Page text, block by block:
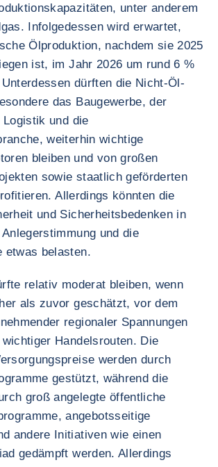
unter anderem
Infolgedessen wird erwartet,
Ölproduktion, nachdem sie 2025
ist, im Jahr 2026 um rund 6 %
dürften die Nicht-Öl-
das Baugewerbe, der
und die
weiterhin wichtige
bleiben und von großen
sowie staatlich geförderten
Allerdings könnten die
und Sicherheitsbedenken in
und die
etwas belasten.
relativ moderat bleiben, wenn
als zuvor geschätzt, vor dem
regionaler Spannungen
wichtiger Handelsrouten. Die
werden durch
gestützt, während die
groß angelegte öffentliche
angebotsseitige
andere Initiativen wie einen
gedämpft werden. Allerdings